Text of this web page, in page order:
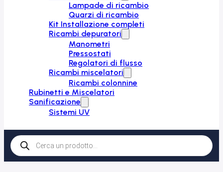
Lampade di ricambio
Quarzi di ricambio
Kit Installazione completi
Ricambi depuratori
Manometri
Pressostati
Regolatori di flusso
Ricambi miscelatori
Ricambi colonnine
Rubinetti e Miscelatori
Sanificazione
Sistemi UV
Products
search